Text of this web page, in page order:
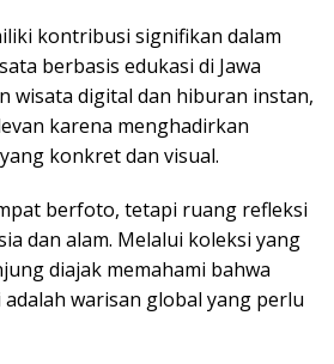
kontribusi signifikan dalam
berbasis edukasi di Jawa
wisata digital dan hiburan instan,
karena menghadirkan
konkret dan visual.
berfoto, tetapi ruang refleksi
dan alam. Melalui koleksi yang
diajak memahami bahwa
warisan global yang perlu